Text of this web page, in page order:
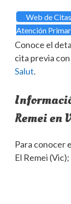
Web de
Atención
Conoce el
cita previa con
Salut.
Remei en
Para conocer
El Remei